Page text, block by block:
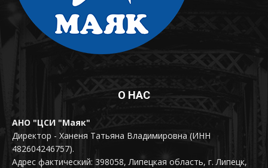
О НАС
АНО "ЦСИ "Маяк"
Директор - Ханеня Татьяна Владимировна (ИНН
482604246757).
Адрес фактический: 398058, Липецкая область, г. Липецк,